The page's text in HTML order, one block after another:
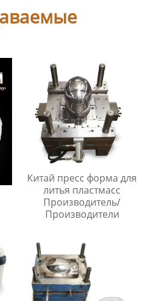
Китай пресс форма для
литья пластмасс
Производитель/
Производители